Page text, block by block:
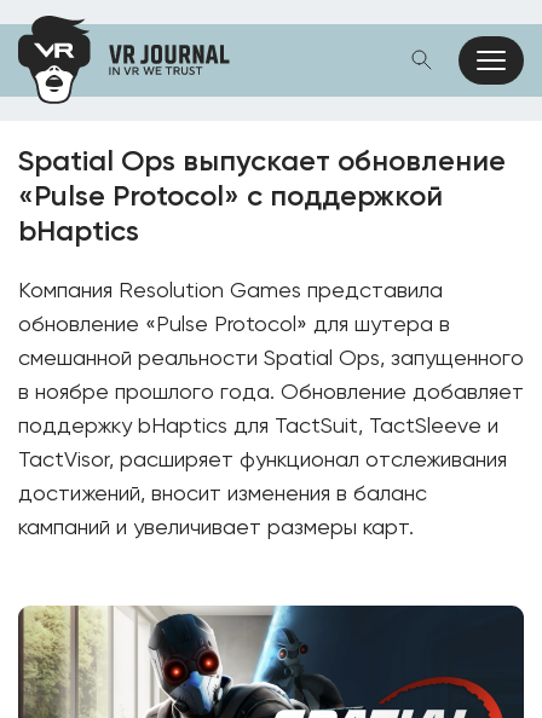
Spatial Ops выпускает обновление
«Pulse Protocol» с поддержкой
bHaptics
Компания Resolution Games представила
обновление «Pulse Protocol» для шутера в
смешанной реальности Spatial Ops, запущенного
в ноябре прошлого года. Обновление добавляет
поддержку bHaptics для TactSuit, TactSleeve и
TactVisor, расширяет функционал отслеживания
достижений, вносит изменения в баланс
кампаний и увеличивает размеры карт.